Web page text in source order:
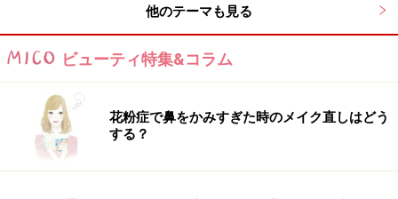
無理のない範囲でやるのが成功の秘訣
成功する方法と失敗する方法を比較してみてわかるの
は、成功する断食が「部分的にファスティングを取り入
れている」のに対し、失敗する断食は、「毎日ストイッ
他のテーマも見る
ビューティ特集&コラム
花粉症で鼻をかみすぎた時のメイク直しはどう
する？